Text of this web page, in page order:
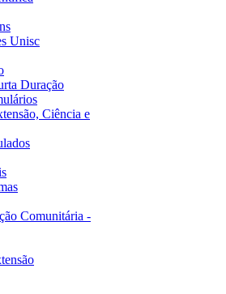
Unisc
Duração
Ciência e
Comunitária -